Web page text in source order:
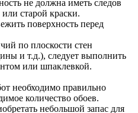
не должна иметь следов
старой краски.
поверхность перед
по плоскости стен
и т.д.), следует выполнить
или шпаклевкой.
необходимо правильно
количество обоев.
небольшой запас для